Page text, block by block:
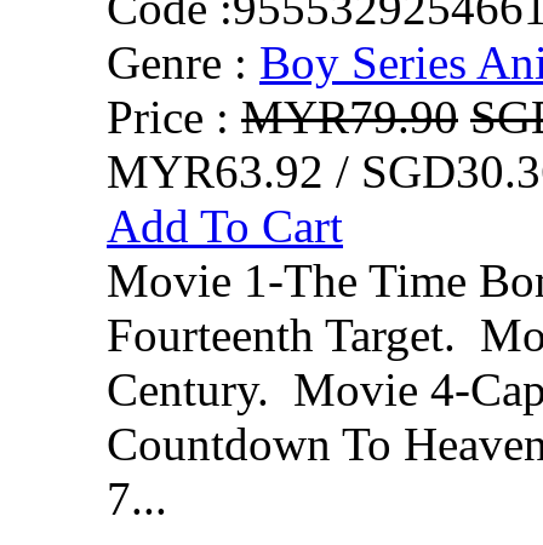
Genre : Boy Series
Price : MYR79.90
MYR63.92 /
Add To Cart
Movie 1-The Time
Fourteenth Target.
Century. Movie 4-
Countdown To
7...